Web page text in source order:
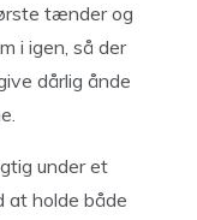
tænder og
i igen, så der
dårlig ånde
under et
at holde både